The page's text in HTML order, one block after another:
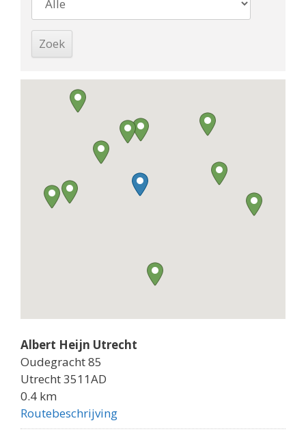
Albert Heijn Utrecht
Oudegracht 85
Utrecht 3511AD
0.4 km
Routebeschrijving